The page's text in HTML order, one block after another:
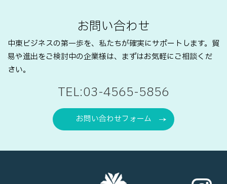
お問い合わせ
中東ビジネスの第一歩を、私たちが確実にサポートします。 貿
易や進出をご検討中の企業様は、まずはお気軽にご相談くだ
さい。
TEL:03-4565-5856
お問い合わせフォーム